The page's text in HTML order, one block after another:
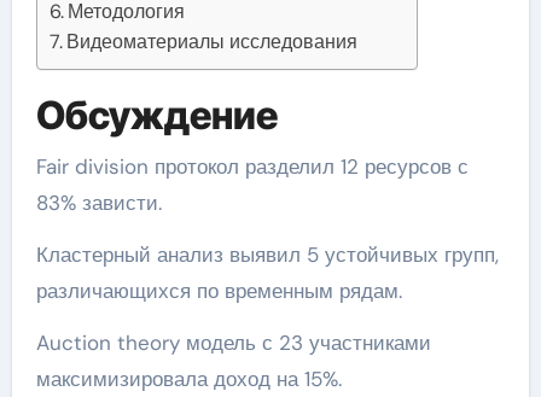
Методология
Видеоматериалы исследования
Обсуждение
Fair division протокол разделил 12 ресурсов с
83% зависти.
Кластерный анализ выявил 5 устойчивых групп,
различающихся по временным рядам.
Auction theory модель с 23 участниками
максимизировала доход на 15%.